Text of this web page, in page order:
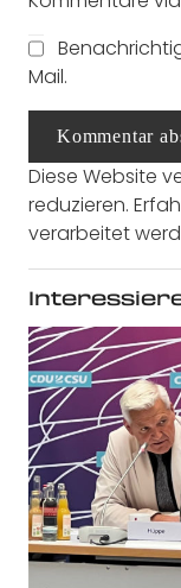
Mail.
Kommentar
Diese Website
reduzieren.
verarbeitet